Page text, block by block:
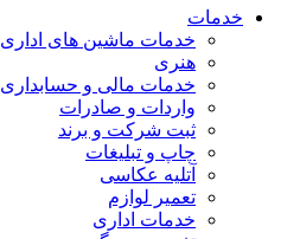
خدمات
خدمات ماشین های اداری
هنری
خدمات مالی و حسابداری
واردات و صادرات
ثبت شرکت و برند
چاپ و تبلیغات
آتلیه عکاسی
تعمیر لوازم
خدمات اداری